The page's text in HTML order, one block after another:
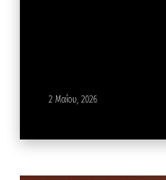
2 Μαΐου, 2026